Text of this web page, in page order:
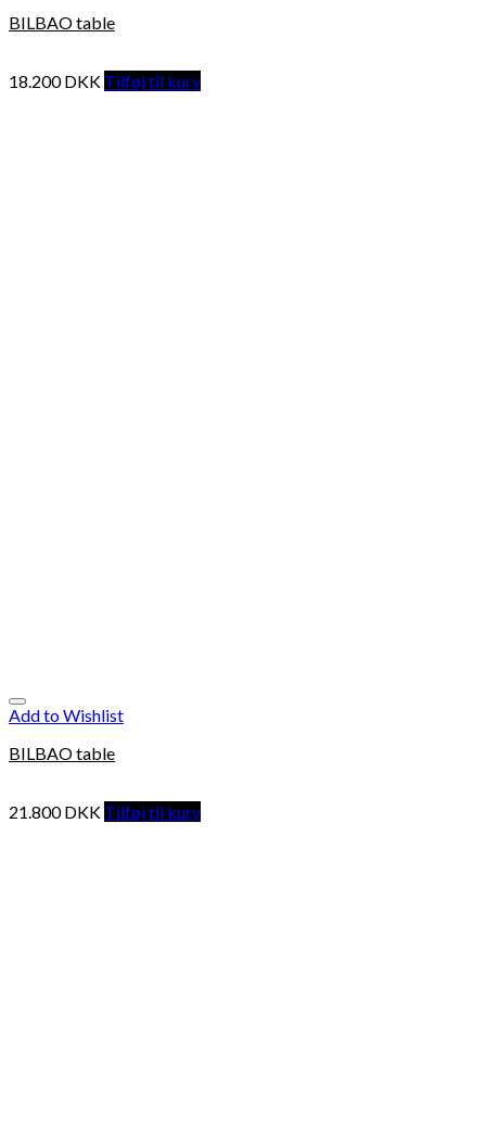
BILBAO table
18.200DKK Tilføj til kurv
Add to Wishlist
BILBAO table
21.800DKK Tilføj til kurv